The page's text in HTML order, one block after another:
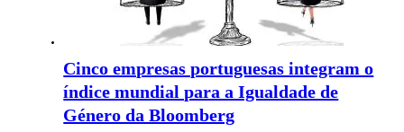
Cinco empresas portuguesas integram o
índice mundial para a Igualdade de
Género da Bloomberg